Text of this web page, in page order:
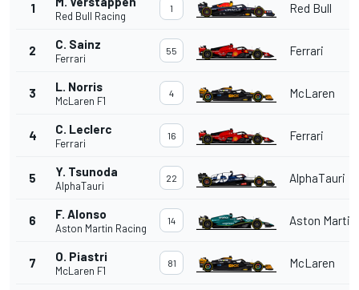
1
Red Bull Racing
1 Red Bull
2 C. Sainz
Ferrari
55 Ferrari
3 L. Norris
McLaren F1
4 McLaren
4 C. Leclerc
Ferrari
16 Ferrari
5 Y. Tsunoda
AlphaTauri
22 AlphaTauri
6 F. Alonso
Aston Martin Racing
14 Aston Martin
7 O. Piastri
McLaren F1
81 McLaren